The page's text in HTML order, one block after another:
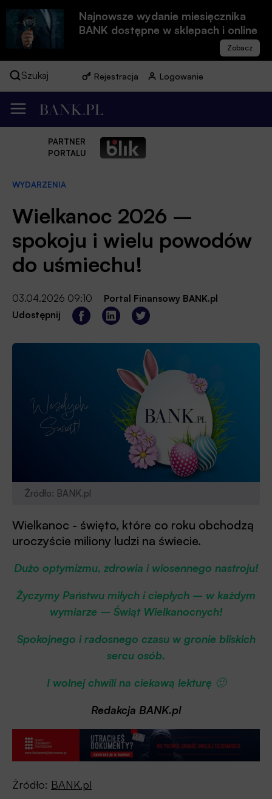
Najnowsze wydanie miesięcznika
BANK dostępne w sklepach i online
Szukaj Rejestracja Logowanie
PARTNER
PORTALU
WYDARZENIA
Wielkanoc 2026 –
spokoju i wielu powodów
do uśmiechu!
03.04.2026 09:10
Portal Finansowy BANK.pl
Udostępnij
Źródło: BANK.pl
Wielkanoc - święto, które co roku obchodzą
uroczyście miliony ludzi na świecie.
Dużo optymizmu, zdrowia i wiosennego nastroju!
Życzymy Państwu miłych i ciepłych – w każdym
wymiarze – Świąt Wielkanocnych!
Spokojnego i radosnego czasu w gronie bliskich
sercu osób.
I wolnej chwili na ciekawą lekturę 🙂
Redakcja BANK.pl
Źródło: BANK.pl